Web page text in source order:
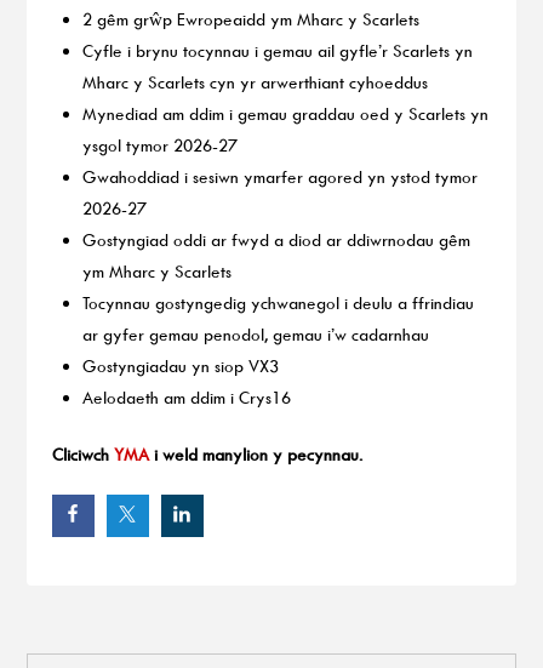
2 gêm grŵp Ewropeaidd ym Mharc y Scarlets
Cyfle i brynu tocynnau i gemau ail gyfle’r Scarlets yn
Mharc y Scarlets cyn yr arwerthiant cyhoeddus
Mynediad am ddim i gemau graddau oed y Scarlets yn
ysgol tymor 2026-27
Gwahoddiad i sesiwn ymarfer agored yn ystod tymor
2026-27
Gostyngiad oddi ar fwyd a diod ar ddiwrnodau gêm
ym Mharc y Scarlets
Tocynnau gostyngedig ychwanegol i deulu a ffrindiau
ar gyfer gemau penodol, gemau i’w cadarnhau
Gostyngiadau yn siop VX3
Aelodaeth am ddim i Crys16
Cliciwch YMAi weld manylion y pecynnau.